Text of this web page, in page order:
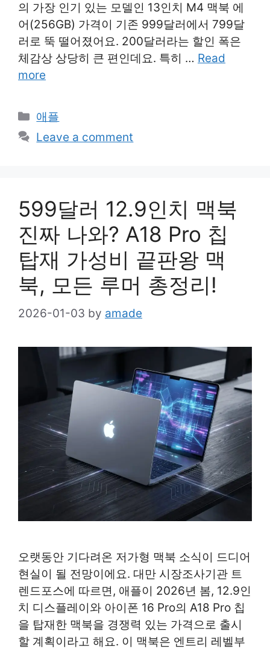
의 가장 인기 있는 모델인 13인치 M4 맥북 에
어(256GB) 가격이 기존 999달러에서 799달
러로 뚝 떨어졌어요. 200달러라는 할인 폭은
체감상 상당히 큰 편인데요. 특히 … Read
more
Categories
애플
Leave a comment
599달러 12.9인치 맥북
진짜 나와? A18 Pro 칩
탑재 가성비 끝판왕 맥
북, 모든 루머 총정리!
2026-01-03 by amade
오랫동안 기다려온 저가형 맥북 소식이 드디어
현실이 될 전망이에요. 대만 시장조사기관 트
렌드포스에 따르면, 애플이 2026년 봄, 12.9인
치 디스플레이와 아이폰 16 Pro의 A18 Pro 칩
을 탑재한 맥북을 경쟁력 있는 가격으로 출시
할 계획이라고 해요. 이 맥북은 엔트리 레벨부